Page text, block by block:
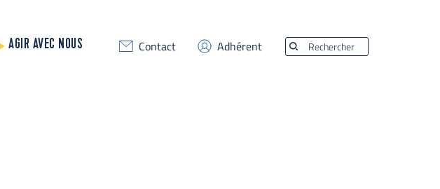
AGIR AVEC NOUS Contact Adhérent Rechercher